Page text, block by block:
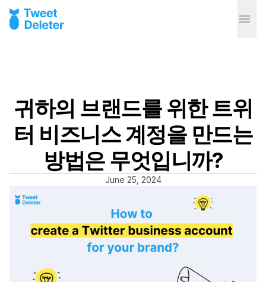
귀하의 브랜드를 위한 트위
터 비즈니스 계정을 만드는
방법은 무엇입니까?
June 25, 2024